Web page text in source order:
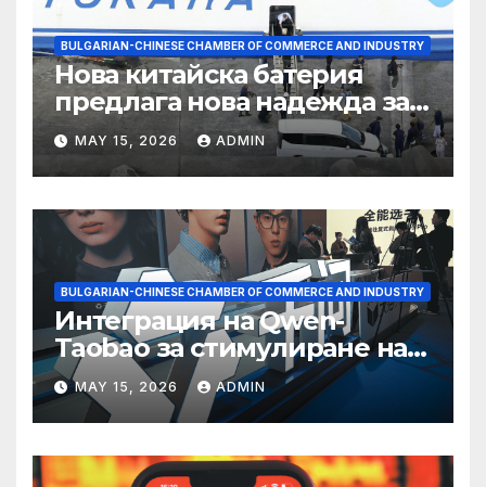
BULGARIAN-CHINESE CHAMBER OF COMMERCE AND INDUSTRY
Нова китайска батерия
предлага нова надежда за
съхранение на водород
MAY 15, 2026 ADMIN
BULGARIAN-CHINESE CHAMBER OF COMMERCE AND INDUSTRY
Интеграция на Qwen-
Taobao за стимулиране на
пазаруването 618
MAY 15, 2026 ADMIN